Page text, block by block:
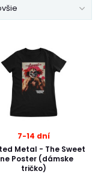
7-14 dní
Metal - The Sweet
Poster (dámske
tričko)